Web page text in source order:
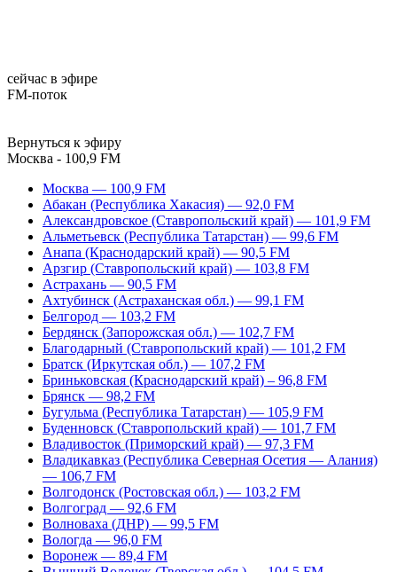
сейчас в эфире
FM-поток
Вернуться к эфиру
Москва - 100,9 FM
Москва — 100,9 FM
Абакан (Республика Хакасия) — 92,0 FM
Александровское (Ставропольский край) — 101,9 FM
Альметьевск (Республика Татарстан) — 99,6 FM
Анапа (Краснодарский край) — 90,5 FM
Арзгир (Ставропольский край) — 103,8 FM
Астрахань — 90,5 FM
Ахтубинск (Астраханская обл.) — 99,1 FM
Белгород — 103,2 FM
Бердянск (Запорожская обл.) — 102,7 FM
Благодарный (Ставропольский край) — 101,2 FM
Братск (Иркутская обл.) — 107,2 FM
Бриньковская (Краснодарский край) – 96,8 FM
Брянск — 98,2 FM
Бугульма (Республика Татарстан) — 105,9 FM
Буденновск (Ставропольский край) — 101,7 FM
Владивосток (Приморский край) — 97,3 FM
Владикавказ (Республика Северная Осетия — Алания)
— 106,7 FM
Волгодонск (Ростовская обл.) — 103,2 FM
Волгоград — 92,6 FM
Волноваха (ДНР) — 99,5 FM
Вологда — 96,0 FM
Воронеж — 89,4 FM